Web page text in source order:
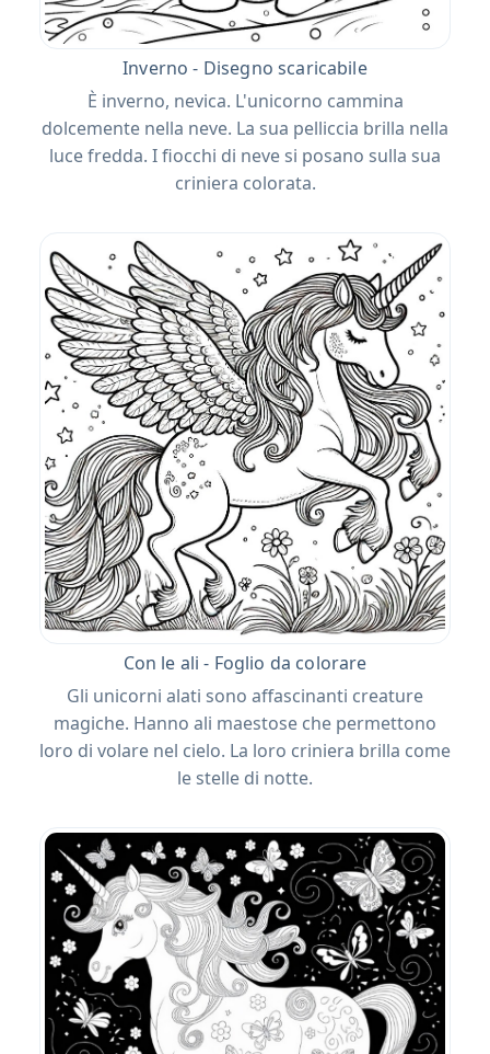
Inverno - Disegno scaricabile
È inverno, nevica. L'unicorno cammina
dolcemente nella neve. La sua pelliccia brilla nella
luce fredda. I fiocchi di neve si posano sulla sua
criniera colorata.
Con le ali - Foglio da colorare
Gli unicorni alati sono affascinanti creature
magiche. Hanno ali maestose che permettono
loro di volare nel cielo. La loro criniera brilla come
le stelle di notte.